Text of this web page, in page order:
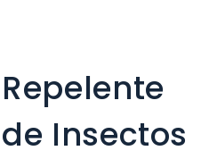
Repelente
de Insectos